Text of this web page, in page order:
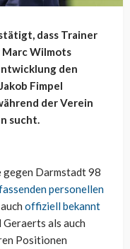
dass Trainer
Wilmots
den
Fimpel
der Verein
sucht.
gegen Darmstadt 98
personellen
offiziell bekannt
als auch
Positionen